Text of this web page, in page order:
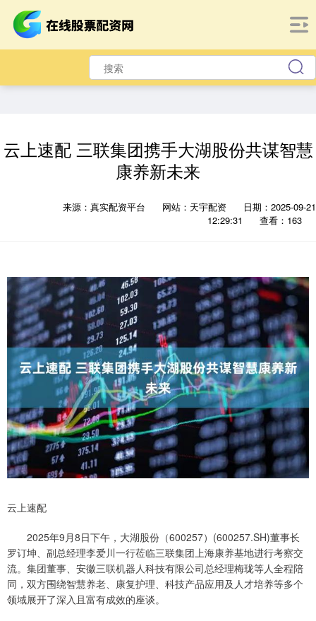
云上速配 三联集团携手大湖股份共谋智慧
康养新未来
来源：真实配资平台 网站：天宇配资
日期：2025-09-21
12:29:31
查看：163
云上速配
2025年9月8日下午，大湖股份（600257）(600257.SH)董事长
罗订坤、副总经理李爱川一行莅临三联集团上海康养基地进行考察交
流。集团董事、安徽三联机器人科技有限公司总经理梅珑等人全程陪
同，双方围绕智慧养老、康复护理、科技产品应用及人才培养等多个
领域展开了深入且富有成效的座谈。